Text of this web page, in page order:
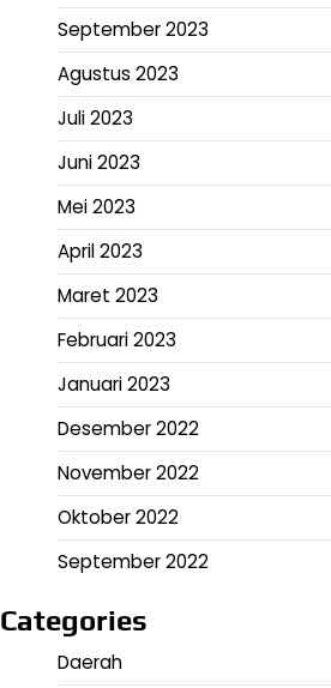
September 2023
Agustus 2023
Juli 2023
Juni 2023
Mei 2023
April 2023
Maret 2023
Februari 2023
Januari 2023
Desember 2022
November 2022
Oktober 2022
September 2022
Categories
Daerah